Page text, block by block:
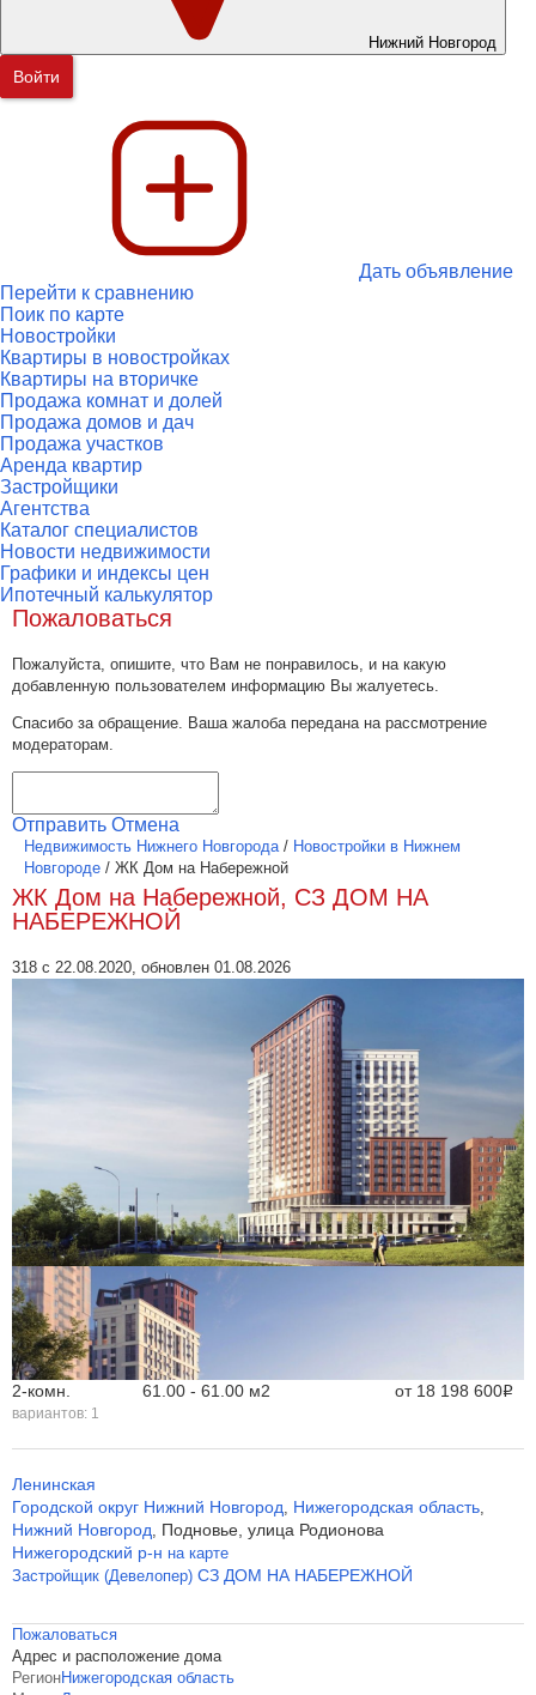
Нижний Новгород
Войти
Дать объявление
Перейти к сравнению
Поик по карте
Новостройки
Квартиры в новостройках
Квартиры на вторичке
Продажа комнат и долей
Продажа домов и дач
Продажа участков
Аренда квартир
Застройщики
Агентства
Каталог специалистов
Новости недвижимости
Графики и индексы цен
Ипотечный калькулятор
Пожаловаться
Пожалуйста, опишите, что Вам не понравилось, и на какую
добавленную пользователем информацию Вы жалуетесь.
Спасибо за обращение. Ваша жалоба передана на рассмотрение
модераторам.
Отправить Отмена
Недвижимость Нижнего Новгорода/ Новостройки в Нижнем
Новгороде / ЖК Дом на Набережной
ЖК Дом на Набережной, СЗ ДОМ НА
НАБЕРЕЖНОЙ
318 с 22.08.2020, обновлен 01.08.2026
2-комн.
вариантов: 1
61.00 - 61.00 м2 от 18 198 600Р
Ленинская
Городской округ Нижний Новгород, Нижегородская область,
Нижний Новгород, Подновье, улица Родионова
Нижегородский р-н на карте
Застройщик (Девелопер) СЗ ДОМ НА НАБЕРЕЖНОЙ
Пожаловаться
Адрес и расположение дома
РегионНижегородская область